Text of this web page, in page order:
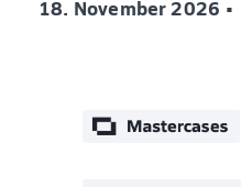
18. November 2026 •